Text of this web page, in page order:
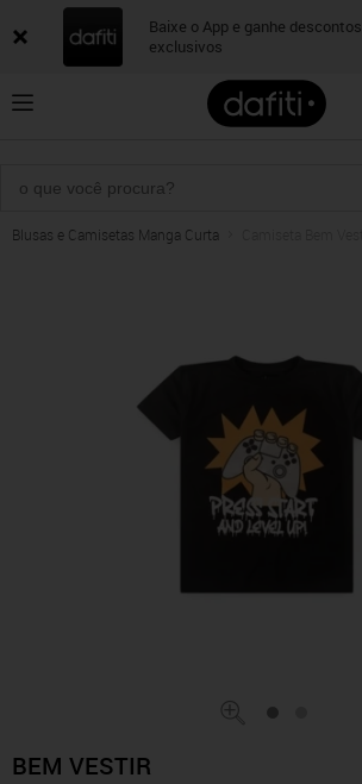
Baixe o App e ganhe descontos
exclusivos
Blusas e Camisetas Manga Curta
BEM VESTIR